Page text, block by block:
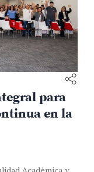
para
en la